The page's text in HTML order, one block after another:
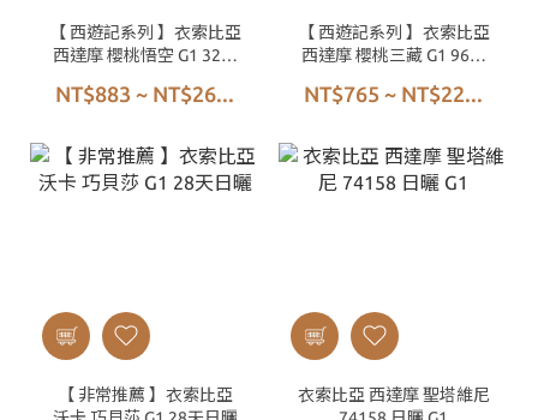
【 西遊記系列 】衣索比亞
西達摩 櫻桃悟空 G1 32天
NT$883 ~ NT$26...
【 西遊記系列 】衣索比亞
西達摩 櫻桃三藏 G1 96hr
NT$765 ~ NT$22...
【 非常推薦 】衣索比亞
衣索比亞 西達摩 聖塔維尼